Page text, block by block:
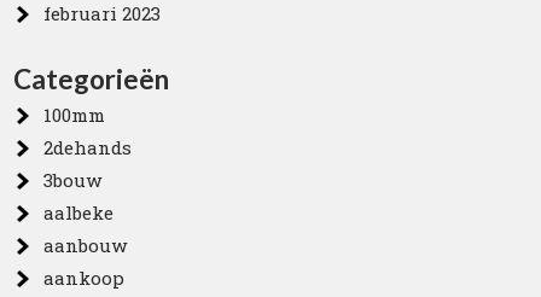
februari 2023
Categorieën
100mm
2dehands
3bouw
aalbeke
aanbouw
aankoop